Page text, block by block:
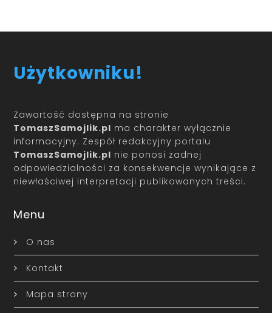
Użytkowniku!
Zawartość dostępna na stronie
TomaszSamojlik.pl ma charakter wyłącznie
informacyjny. Zespół redakcyjny portalu
TomaszSamojlik.pl nie ponosi żadnej
odpowiedzialności za konsekwencje wynikające z
niewłaściwej interpretacji publikowanych treści.
Menu
O nas
Kontakt
Mapa strony